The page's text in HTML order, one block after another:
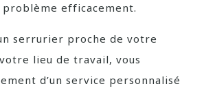
efficacement.
serrurier proche de votre
lieu de travail, vous
d’un service personnalisé